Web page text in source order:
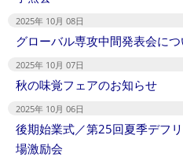
2025年 10月 08日
グローバル専攻中間発表会につ
2025年 10月 07日
秋の味覚フェアのお知らせ
2025年 10月 06日
後期始業式／第25回夏季デフ
場激励会